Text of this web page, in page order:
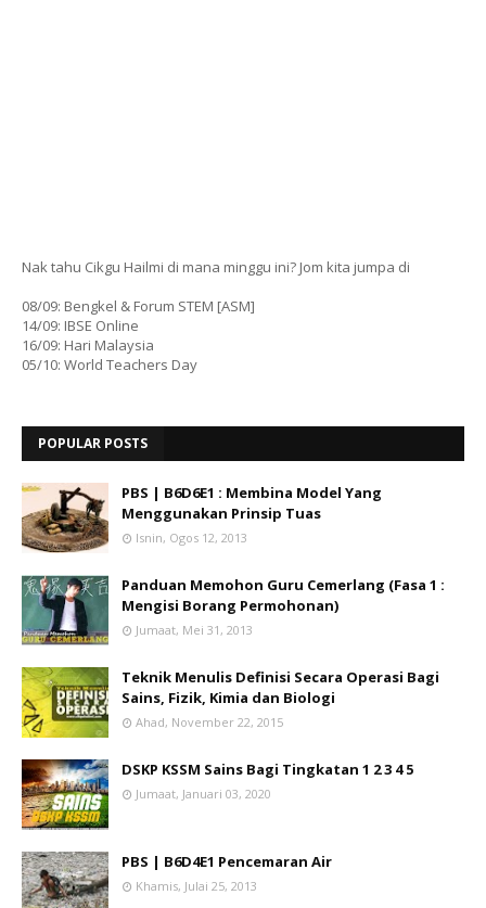
Nak tahu Cikgu Hailmi di mana minggu ini? Jom kita jumpa di
08/09: Bengkel & Forum STEM [ASM]
14/09: IBSE Online
16/09: Hari Malaysia
05/10: World Teachers Day
POPULAR POSTS
PBS | B6D6E1 : Membina Model Yang
Menggunakan Prinsip Tuas
Isnin, Ogos 12, 2013
Panduan Memohon Guru Cemerlang (Fasa 1 :
Mengisi Borang Permohonan)
Jumaat, Mei 31, 2013
Teknik Menulis Definisi Secara Operasi Bagi
Sains, Fizik, Kimia dan Biologi
Ahad, November 22, 2015
DSKP KSSM Sains Bagi Tingkatan 1 2 3 4 5
Jumaat, Januari 03, 2020
PBS | B6D4E1 Pencemaran Air
Khamis, Julai 25, 2013